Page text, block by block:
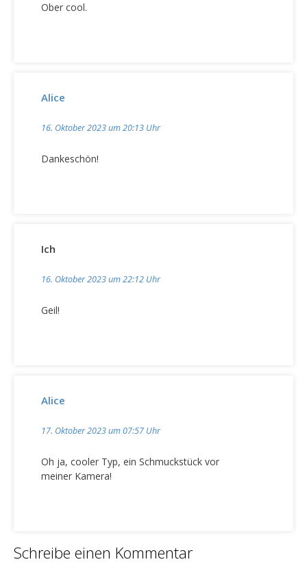
Ober cool.
Alice
16. Oktober 2023 um 20:13 Uhr
Dankeschön!
Ich
16. Oktober 2023 um 22:12 Uhr
Geil!
Alice
17. Oktober 2023 um 07:57 Uhr
Oh ja, cooler Typ, ein Schmuckstück vor
meiner Kamera!
Schreibe einen Kommentar